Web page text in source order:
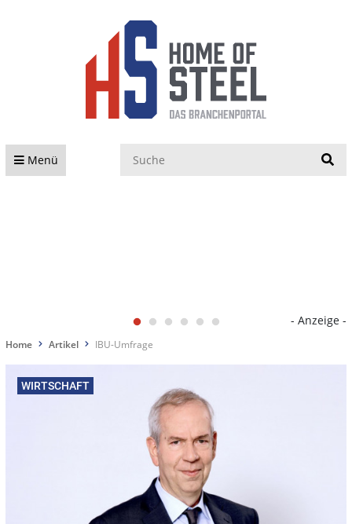
Menü
- Anzeige -
Home Artikel IBU-Umfrage
WIRTSCHAFT